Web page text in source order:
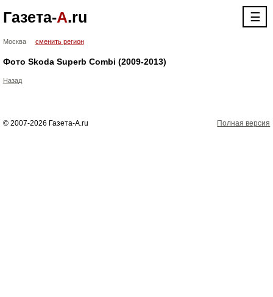
Газета-А.ru ☰
Москва сменить регион
Фото Skoda Superb Combi (2009-2013)
Назад
© 2007-2026 Газета-А.ru Полная версия